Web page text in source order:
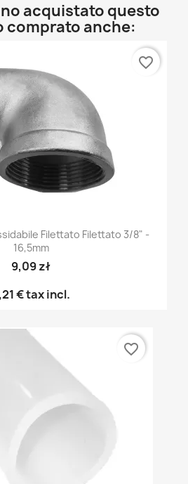
acquistato questo
anche:
Filettato Filettato 3/8" -
16,5mm
9,09 zł
€tax incl.
favorite_border
favorite_border